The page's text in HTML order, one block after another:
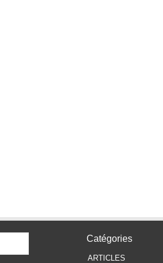
Catégories
ARTICLES